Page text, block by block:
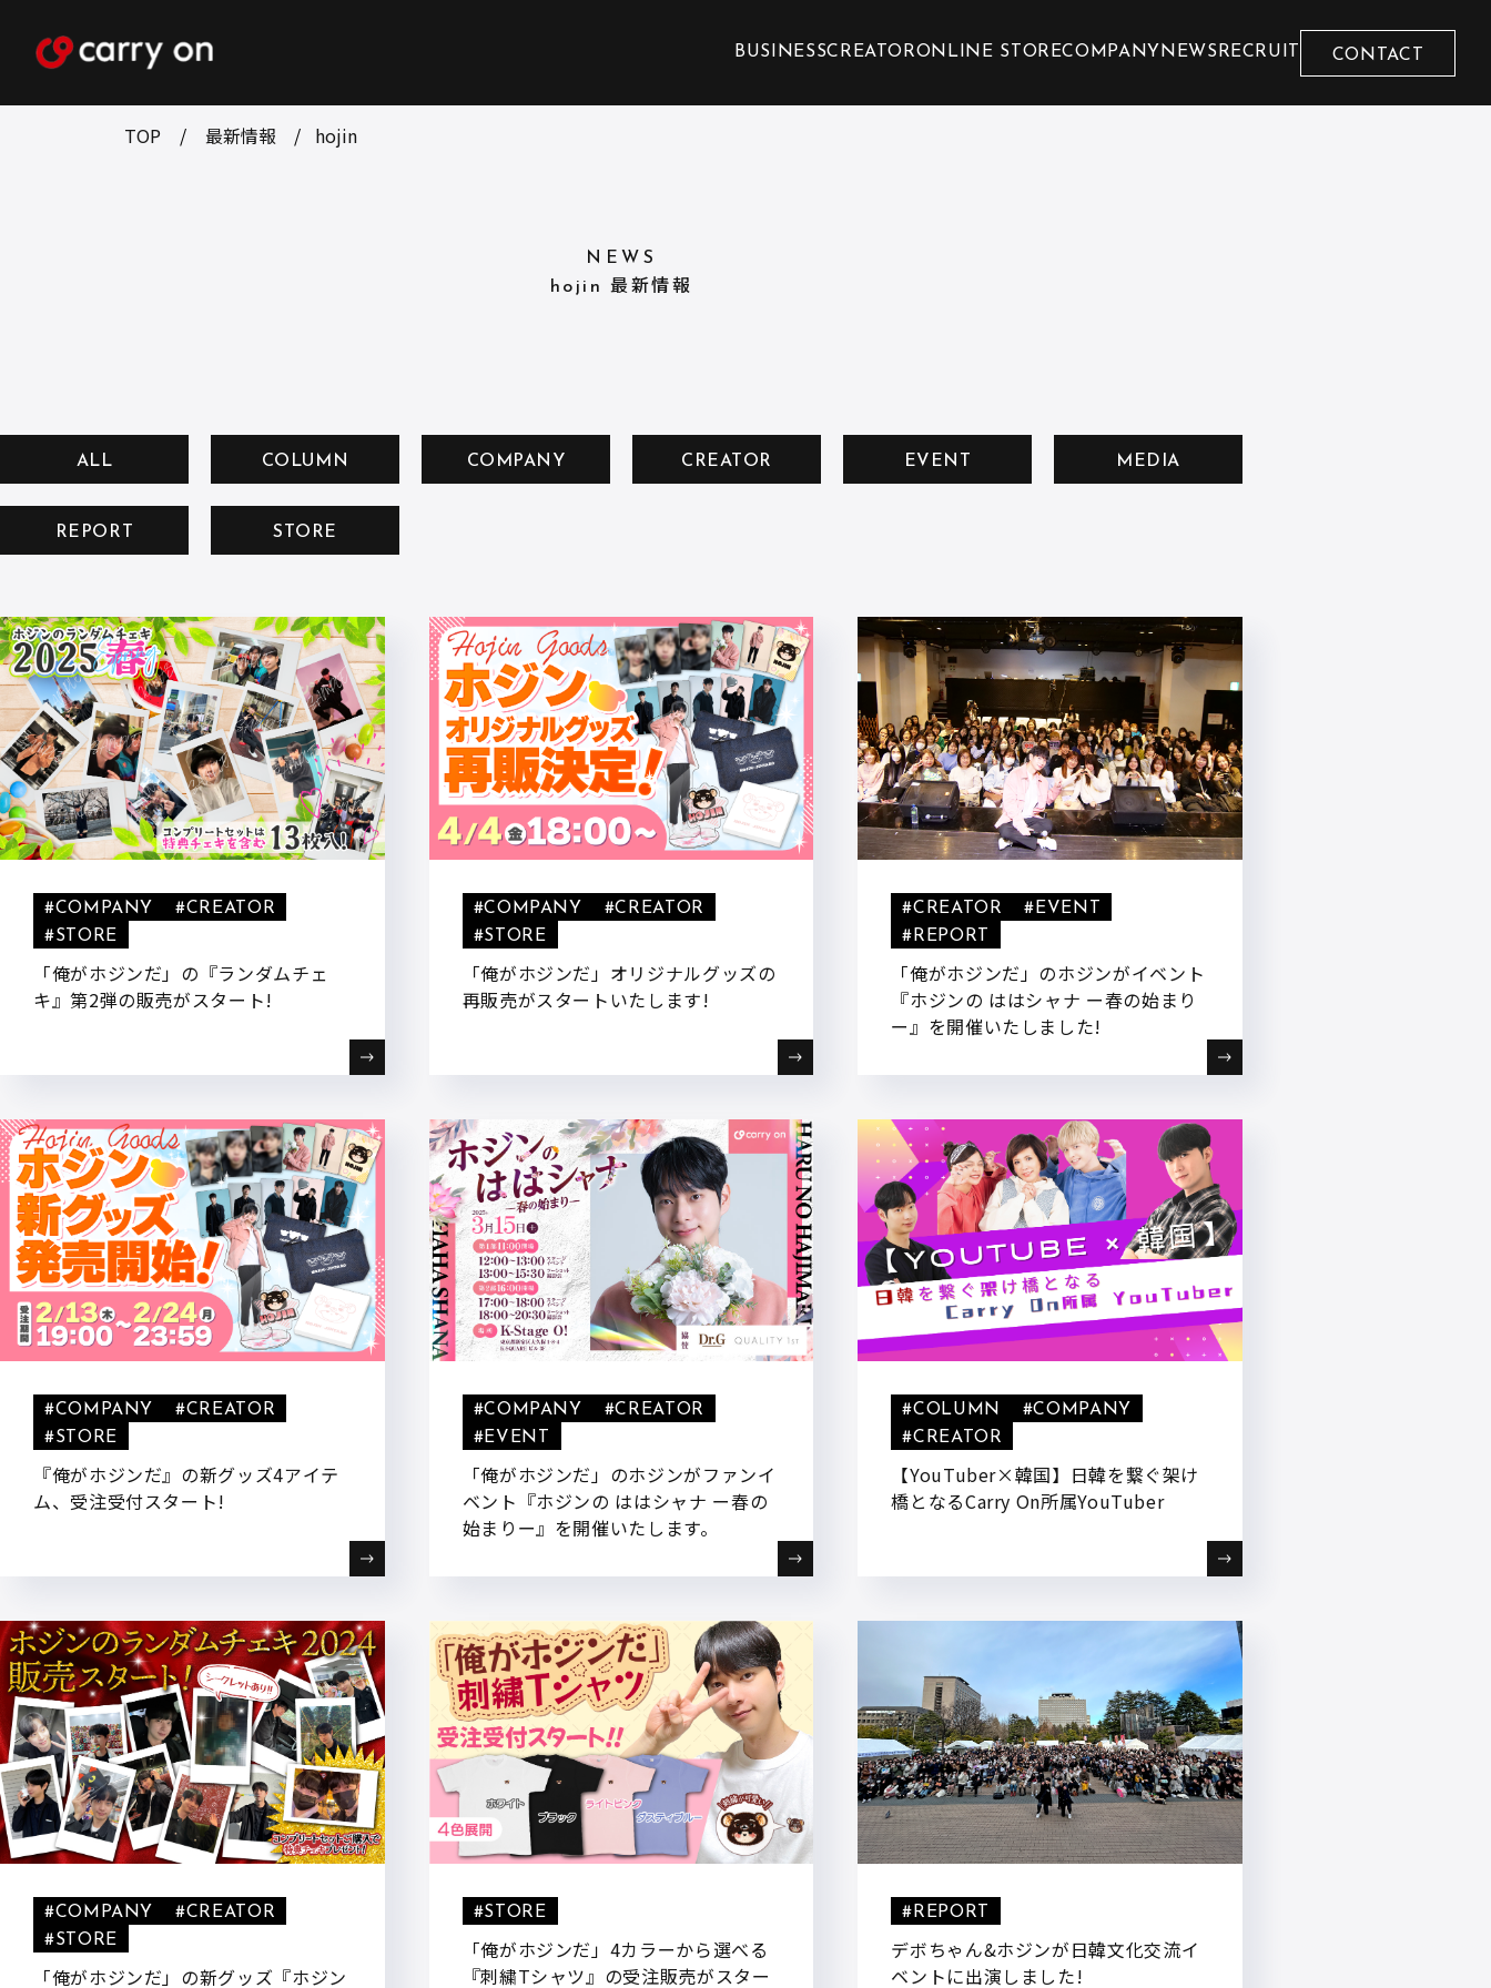
BUSINESSCREATORONLINE STORECOMPANY NEWS RECRUIT CONTACT
TOP 最新情報 hojin
NEWS
hojin 最新情報
ALL COLUMN COMPANY CREATOR EVENT MEDIA
REPORT STORE
「俺がホジンだ」の『ランダムチェ
キ』第2弾の販売がスタート!
#COMPANY
#CREATOR
#STORE
「俺がホジンだ」オリジナルグッズの
再販売がスタートいたします!
#COMPANY
#CREATOR
#STORE
「俺がホジンだ」のホジンがイベント
『ホジンの ははシャナ ー春の始まり
ー』を開催いたしました!
#CREATOR
#EVENT
#REPORT
『俺がホジンだ』の新グッズ4アイテ
ム、受注受付スタート!
#COMPANY
#CREATOR
#STORE
「俺がホジンだ」のホジンがファンイ
ベント『ホジンの ははシャナ ー春の
始まりー』を開催いたします。
#COMPANY
#CREATOR
#EVENT
【YouTuber×韓国】日韓を繋ぐ架け
橋となるCarry On所属YouTuber
#COLUMN
#COMPANY
#CREATOR
「俺がホジンだ」の新グッズ『ホジン
#COMPANY
#CREATOR
#STORE
「俺がホジンだ」4カラーから選べる
『刺繍Tシャツ』の受注販売がスター
#STORE
デボちゃん&ホジンが日韓文化交流イ
ベントに出演しました!
#REPORT